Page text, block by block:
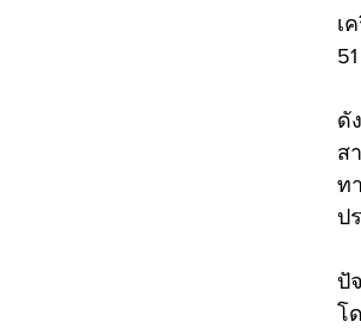
เ
ดั
ส
ท
ป
ปั
โ